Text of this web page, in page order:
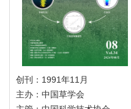
创刊：1991年11月
主办：中国草学会